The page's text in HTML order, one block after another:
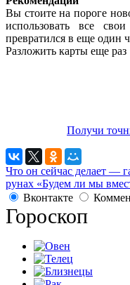
Вы стоите на пороге
использовать все
превратился в еще один
Разложить карты еще раз
Получи
Что он сейчас делает —
рунах «Будем ли мы
Вконтакте
Гороскоп